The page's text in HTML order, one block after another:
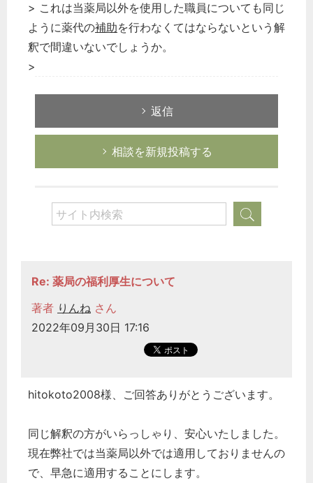
> これは当薬局以外を使用した職員についても同じ
ように薬代の補助を行わなくてはならないという解
釈で間違いないでしょうか。
>
返信
相談を新規投稿する
Re: 薬局の福利厚生について
著者 りんね さん
2022年09月30日 17:16
hitokoto2008様、ご回答ありがとうございます。
同じ解釈の方がいらっしゃり、安心いたしました。
現在弊社では当薬局以外では適用しておりませんの
で、早急に適用することにします。